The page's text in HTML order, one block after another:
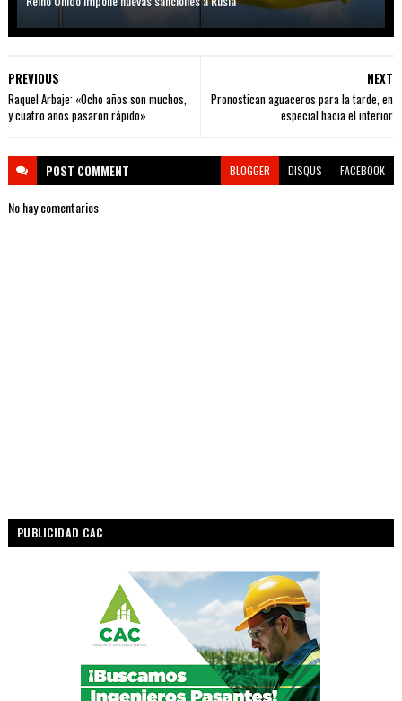
NEXT
Pronostican aguaceros para la tarde, en
especial hacia el interior
PREVIOUS
Raquel Arbaje: «Ocho años son muchos,
y cuatro años pasaron rápido»
POST COMMENT BLOGGER DISQUS FACEBOOK
No hay comentarios
PUBLICIDAD CAC